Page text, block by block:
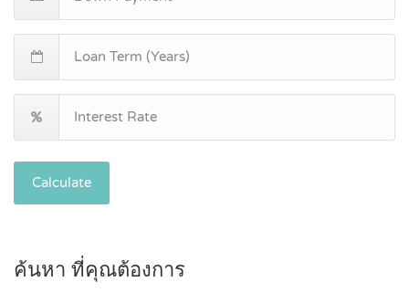
Calculate
ค้นหา ที่คุณต้องการ